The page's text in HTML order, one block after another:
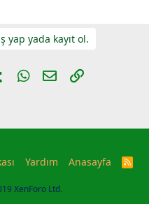
yap yada kayıt ol.
TumblrWhatsApp
E-postaLink
Yardım Anasayfa
R
XenForo Ltd.